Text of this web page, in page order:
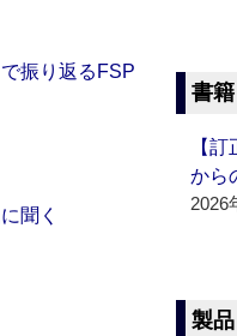
振り返るFSP
聞く
書
【
から
2026
製